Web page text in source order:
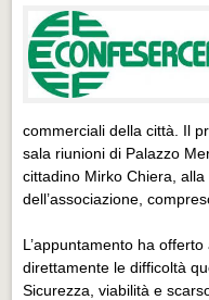
Progetti
EVENTI
EVENTI
Eventi Vigevano
Eventi
Eventi Pavia
Eventi Pavia
commerciali della città. Il
sala riunioni di Palazzo
cittadino Mirko Chiera,
dell’associazione,
L’appuntamento ha
direttamente le difficoltà
Sicurezza, viabilità e